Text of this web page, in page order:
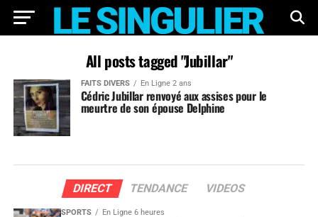
All posts tagged "Jubillar"
FAITS DIVERS En Ligne 2 ans
Cédric Jubillar renvoyé aux assises pour le
meurtre de son épouse Delphine
DIRECT TENDANCE VIDEOS
SPORTS En Ligne 6 heures